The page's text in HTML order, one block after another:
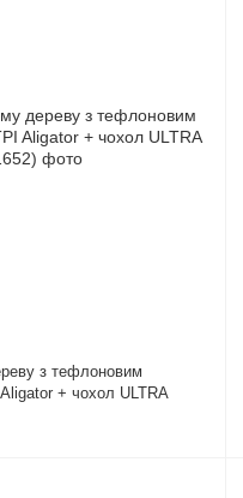
з тефлоновим
+ чохол ULTRA